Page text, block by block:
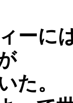
ーに
た。